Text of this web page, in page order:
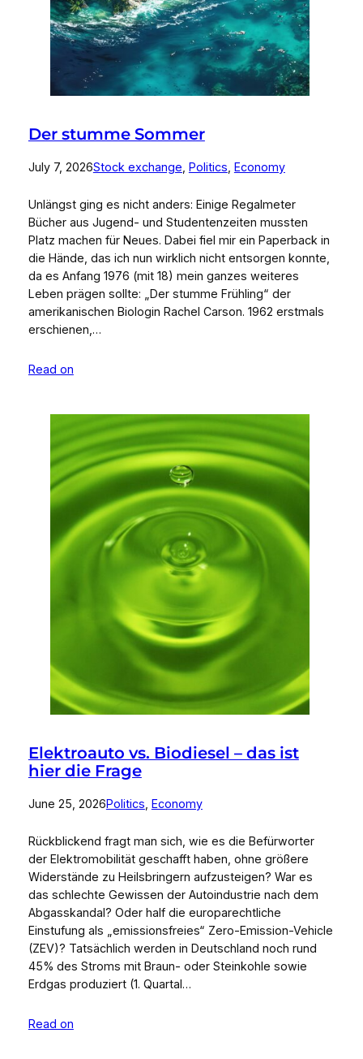
Der stumme Sommer
July 7, 2026Stock exchange Politics Economy
Unlängst ging es nicht anders: Einige Regalmeter
Bücher aus Jugend- und Studentenzeiten mussten
Platz machen für Neues. Dabei fiel mir ein Paperback in
die Hände, das ich nun wirklich nicht entsorgen konnte,
da es Anfang 1976 (mit 18) mein ganzes weiteres
Leben prägen sollte: „Der stumme Frühling“ der
amerikanischen Biologin Rachel Carson. 1962 erstmals
erschienen,…
Read on
Elektroauto vs. Biodiesel – das ist
hier die Frage
June 25, 2026Politics Economy
Rückblickend fragt man sich, wie es die Befürworter
der Elektromobilität geschafft haben, ohne größere
Widerstände zu Heilsbringern aufzusteigen? War es
das schlechte Gewissen der Autoindustrie nach dem
Abgasskandal? Oder half die europarechtliche
Einstufung als „emissionsfreies“ Zero-Emission-Vehicle
(ZEV)? Tatsächlich werden in Deutschland noch rund
45% des Stroms mit Braun- oder Steinkohle sowie
Erdgas produziert (1. Quartal…
Read on